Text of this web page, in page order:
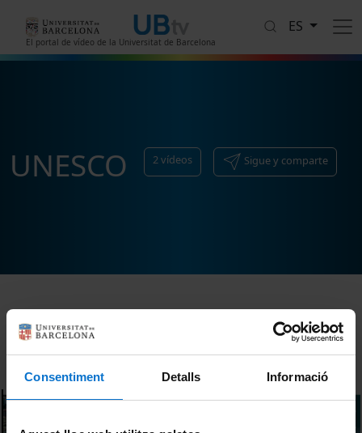
Consentiment Detalls Informació
El portal de vídeo de la Universitat de Barcelona
ES
UNESCO 2vídeos Sigue y comparte
Ordenar